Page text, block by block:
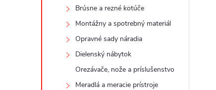
Brúsne a rezné kotúče
Montážny a spotrebný materiál
Opravné sady náradia
Dielenský nábytok
Orezávače, nože a príslušenstvo
Meradlá a meracie prístroje